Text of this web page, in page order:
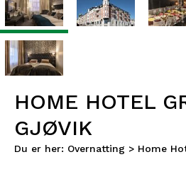
HOME HOTEL
GJØVIK
Du er her: Overnatting > Home